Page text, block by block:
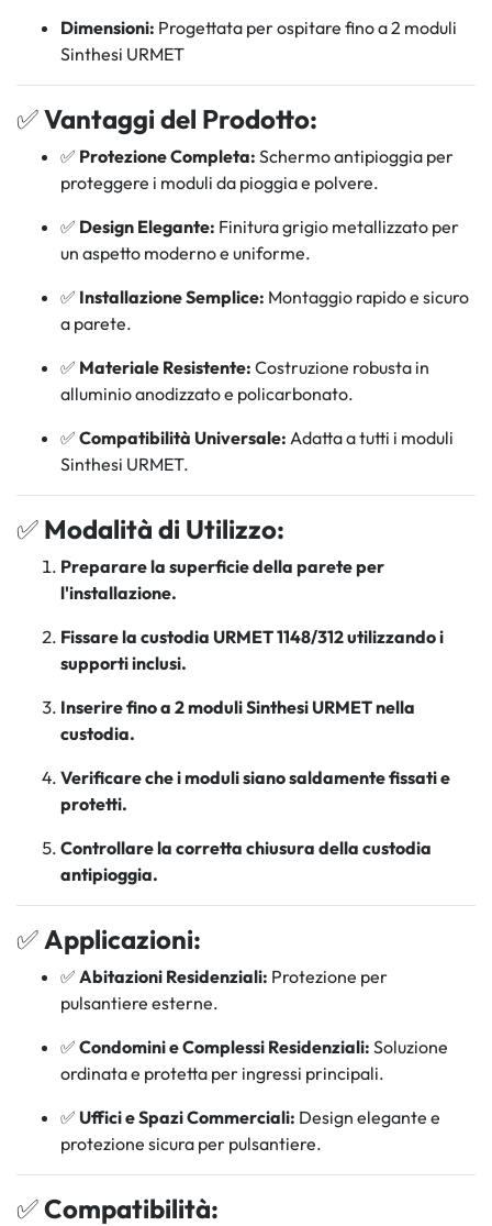
Dimensioni: Progettata per ospitare fino a 2 moduli
Sinthesi URMET
✅Vantaggi del Prodotto:
✅ Protezione Completa: Schermo antipioggia per
proteggere i moduli da pioggia e polvere.
✅ Design Elegante: Finitura grigio metallizzato per
un aspetto moderno e uniforme.
✅ Installazione Semplice: Montaggio rapido e sicuro
a parete.
✅ Materiale Resistente: Costruzione robusta in
alluminio anodizzato e policarbonato.
✅ Compatibilità Universale: Adatta a tutti i moduli
Sinthesi URMET.
✅ Modalità di Utilizzo:
Preparare la superficie della parete per
l'installazione.
Fissare la custodia URMET 1148/312 utilizzando i
supporti inclusi.
Inserire fino a 2 moduli Sinthesi URMET nella
custodia.
Verificare che i moduli siano saldamente fissati e
protetti.
Controllare la corretta chiusura della custodia
antipioggia.
✅ Applicazioni:
✅ Abitazioni Residenziali: Protezione per
pulsantiere esterne.
✅ Condomini e Complessi Residenziali: Soluzione
ordinata e protetta per ingressi principali.
✅ Uffici e Spazi Commerciali: Design elegante e
protezione sicura per pulsantiere.
✅Compatibilità: